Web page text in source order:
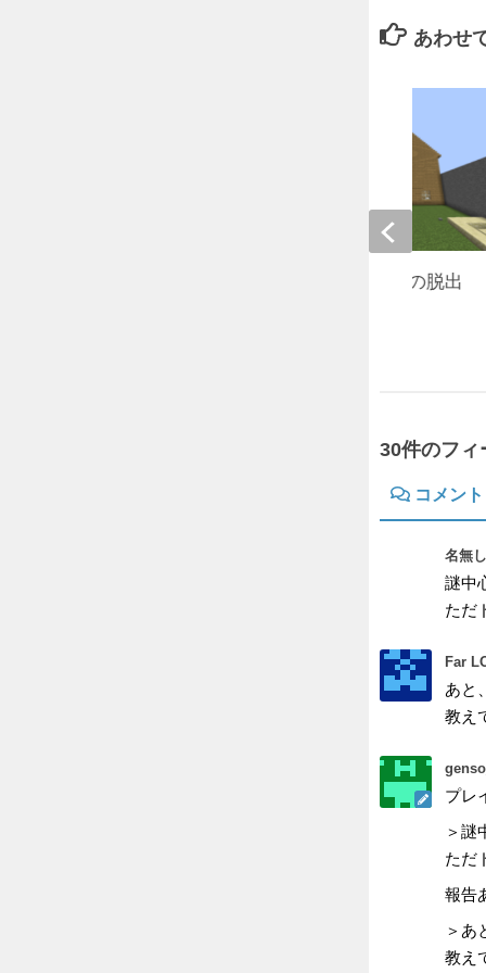
あわせ
1.12.2 誘拐犯の家からの脱出
30件のフィ
コメント
名無
謎中
ただ
Far
あと
教え
プレ
＞謎
ただ
報告
＞あ
教え